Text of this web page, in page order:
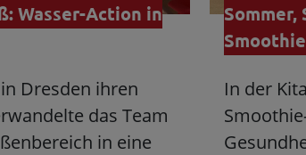
Wasser-Action in
Dresden ihren
das Team
in eine
In der